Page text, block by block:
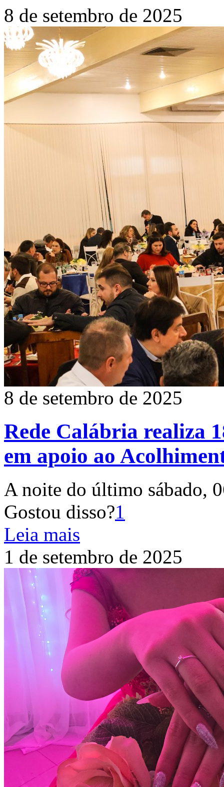
8 de setembro de 2025
8 de setembro de 2025
Rede Calábria realiza
em apoio ao
A noite do último sábado,
Gostou disso?1
Leia mais
1 de setembro de 2025